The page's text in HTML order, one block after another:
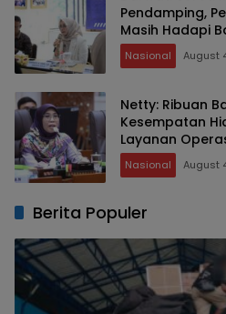
Pendamping,
Masih Hadapi
Nasional August
Netty: Ribuan
Kesempatan
Layanan
Nasional August
Berita Populer